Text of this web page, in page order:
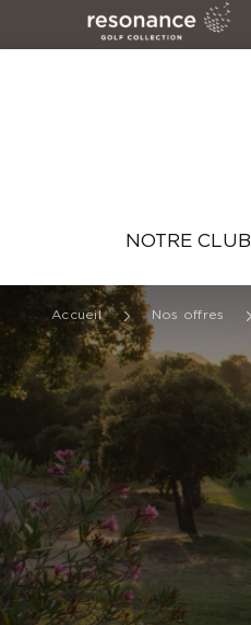
Resonance
NOTRE CLUB
Accueil Nos offres